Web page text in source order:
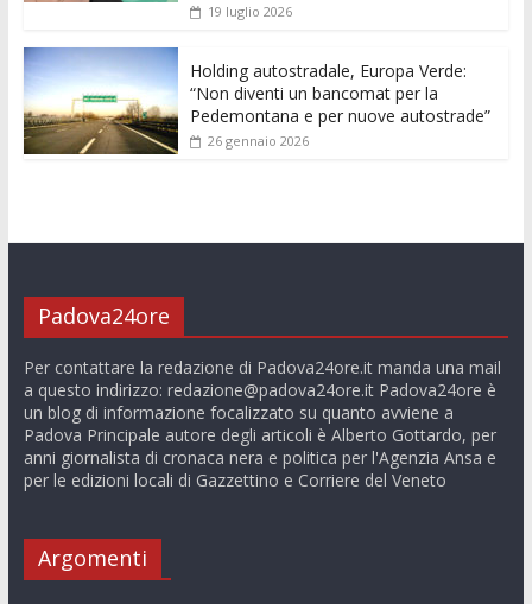
19 luglio 2026
Holding autostradale, Europa Verde:
“Non diventi un bancomat per la
Pedemontana e per nuove autostrade”
26 gennaio 2026
Padova24ore
Per contattare la redazione di Padova24ore.it manda una mail
a questo indirizzo: redazione@padova24ore.itPadova24ore è
un blog di informazione focalizzato su quanto avviene a
Padova Principale autore degli articoli è Alberto Gottardo, per
anni giornalista di cronaca nera e politica per l'Agenzia Ansa e
per le edizioni locali di Gazzettino e Corriere del Veneto
Argomenti